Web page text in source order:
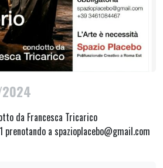
da Francesca Tricarico
a spazioplacebo@gmail.com